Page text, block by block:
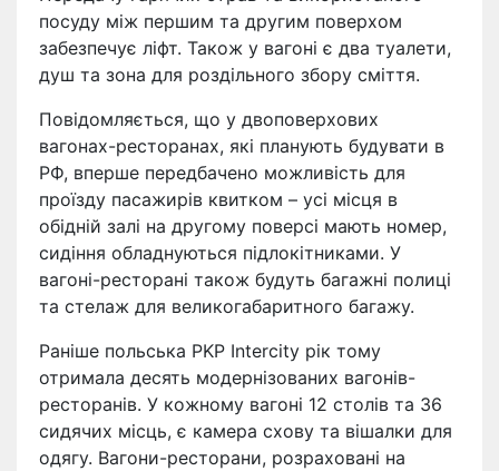
посуду між першим та другим поверхом
забезпечує ліфт. Також у вагоні є два туалети,
душ та зона для роздільного збору сміття.
Повідомляється, що у двоповерхових
вагонах-ресторанах, які планують будувати в
РФ, вперше передбачено можливість для
проїзду пасажирів квитком – усі місця в
обідній залі на другому поверсі мають номер,
сидіння обладнуються підлокітниками. У
вагоні-ресторані також будуть багажні полиці
та стелаж для великогабаритного багажу.
Раніше польська PKP Intercity рік тому
отримала десять модернізованих вагонів-
ресторанів. У кожному вагоні 12 столів та 36
сидячих місць, є камера схову та вішалки для
одягу. Вагони-ресторани, розраховані на